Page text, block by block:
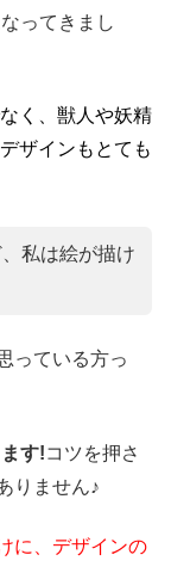
ってきまし
く、獣人や妖精
ザインもとても
私は絵が描け
っている方っ
す!コツを押さ
りません♪
に、 デザインの